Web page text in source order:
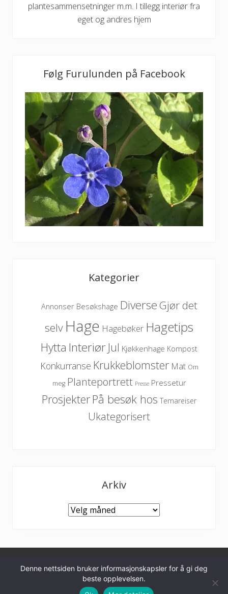
plantesammensetninger m.m. I tillegg interiør fra
eget og andres hjem
Følg Furulunden på Facebook
Kategorier
Annonser Besøkshage Diverse Gjør det
selv Hage Hagebøker Hagetips
Hytta Interiør Jul Kjøkkenhage Kompost
Konkurranse Krukkeblomster Mat Om
meg Planteportrett Presse Pressetur
ProsjekterPå besøk hos Temareiser
Ukategorisert
Arkiv
Arkiv
Personvernerklæring
Furulunden hageinspirasjon
Denne nettsiden bruker informasjonskapsler for å gi deg
beste opplevelsen.